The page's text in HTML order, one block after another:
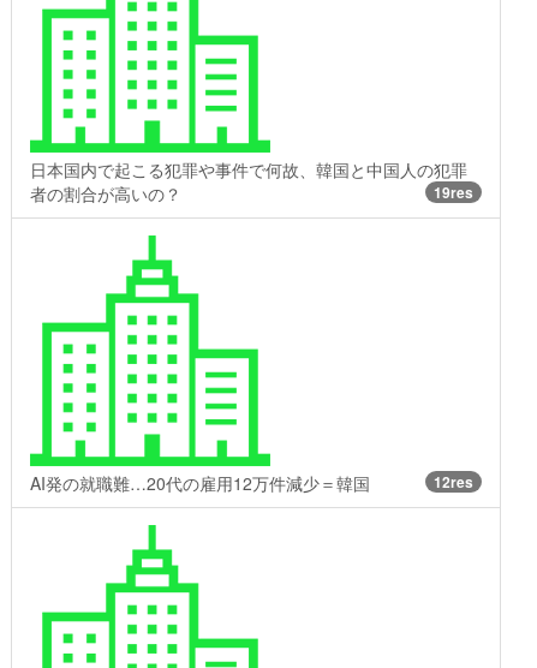
日本国内で起こる犯罪や事件で何故、韓国と中国人の犯罪
者の割合が高いの？
19res
AI発の就職難…20代の雇用12万件減少＝韓国 12res